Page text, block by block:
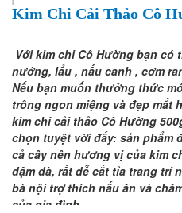
Kim Chi Cải Thảo Cô
Với kim chi Cô Hường bạn có
nướng, lẩu , nấu canh , cơm
Nếu bạn muốn thưởng thức
trông ngon miệng và đẹp mắt
kim chi cải thảo Cô Hường
chọn tuyệt vời đấy: sản phẩm
cả cây nên hương vị của kim
đậm đà, rất dễ cắt tỉa trang trí
bà nội trợ thích nấu ăn và
của gia đình.